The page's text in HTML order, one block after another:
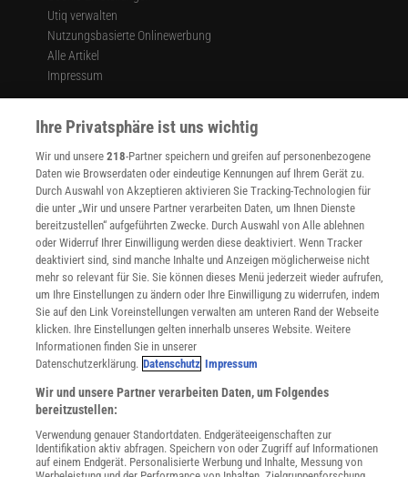
Utiq verwalten
Nutzungsbasierte Onlinewerbung
Alle Artikel
Impressum
Angebote für Schulen
Sprachen lernen mit Gymglish
Lexika
Für Spektrum schreiben
Zugänglichkeitserklärung
WEBSEITEN
KielSCN
Wissenschaft in die Schulen
SciLogs
Uns finden Sie auch hier:
Ihre Privatsphäre ist uns wichtig
Wir und unsere218-Partner speichern und greifen auf personenbezogene
Daten wie Browserdaten oder eindeutige Kennungen auf Ihrem Gerät zu.
Durch Auswahl von Akzeptieren aktivieren Sie Tracking-Technologien für
die unter „Wir und unsere Partner verarbeiten Daten, um Ihnen Dienste
bereitzustellen“ aufgeführten Zwecke. Durch Auswahl von Alle ablehnen
oder Widerruf Ihrer Einwilligung werden diese deaktiviert. Wenn Tracker
deaktiviert sind, sind manche Inhalte und Anzeigen möglicherweise nicht
mehr so relevant für Sie. Sie können dieses Menü jederzeit wieder aufrufen,
um Ihre Einstellungen zu ändern oder Ihre Einwilligung zu widerrufen, indem
Sie auf den Link Voreinstellungen verwalten am unteren Rand der Webseite
klicken. Ihre Einstellungen gelten innerhalb unseres Website. Weitere
Informationen finden Sie in unserer
Datenschutzerklärung. Datenschutz Impressum
Wir und unsere Partner verarbeiten Daten, um Folgendes
bereitzustellen:
Verwendung genauer Standortdaten. Endgeräteeigenschaften zur
Identifikation aktiv abfragen. Speichern von oder Zugriff auf Informationen
auf einem Endgerät. Personalisierte Werbung und Inhalte, Messung von